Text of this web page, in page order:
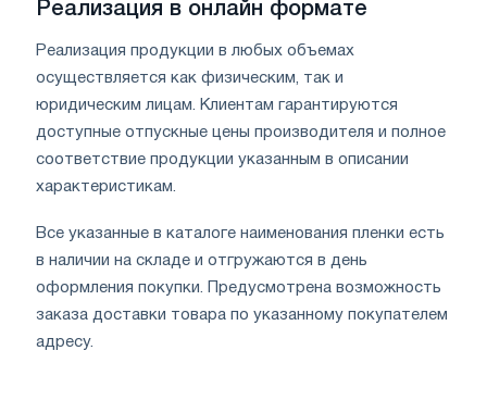
Реализация в онлайн формате
Реализация продукции в любых объемах
осуществляется как физическим, так и
юридическим лицам. Клиентам гарантируются
доступные отпускные цены производителя и полное
соответствие продукции указанным в описании
характеристикам.
Все указанные в каталоге наименования пленки есть
в наличии на складе и отгружаются в день
оформления покупки. Предусмотрена возможность
заказа доставки товара по указанному покупателем
адресу.